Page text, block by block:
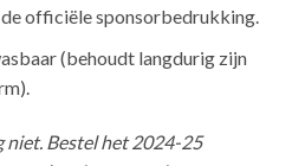
officiële sponsorbedrukking.
(behoudt langdurig zijn
niet. Bestel het 2024-25